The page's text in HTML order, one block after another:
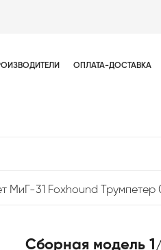
ОПЛАТА-ДОСТАВКА
МиГ-31 Foxhound Трумпетер
Сборная модель